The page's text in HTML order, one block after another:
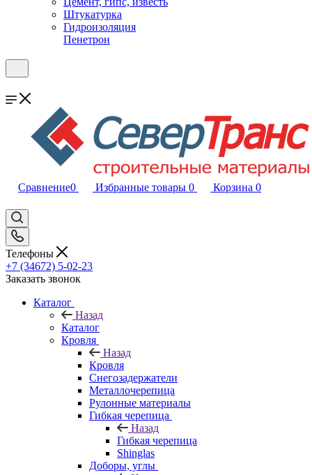
Штукатурка
Гидроизоляция
Пенетрон
Сравнение0 Избранные товары 0 Корзина 0
Телефоны
+7 (34672) 5-02-23
Заказать звонок
Каталог
Назад
Каталог
Кровля
Назад
Кровля
Снегозадержатели
Металлочерепица
Рулонные материалы
Гибкая черепица
Назад
Гибкая черепица
Shinglas
Доборы, углы